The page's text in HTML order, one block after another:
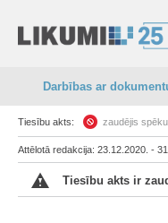
Darbības ar
Tiesību akts: zaudējis spēku
Attēlotā redakcija: 23.12.2020. -
Tiesību akts ir